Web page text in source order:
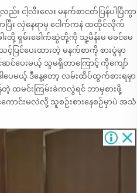
း ငါ့လီးလေး မနက်စာငတ်ပြန်ပါပြီကွာ
း လှဲနေရာမှ ငေါက်ကနဲ ထထိုင်လိုက်
ရှမ်းခေါက်ဆွဲတို့ကို သူ့မိန်းမ မခင်မေ
ပြင်ပေးထားတဲ့ မနက်စာကို စားပွဲမှာ
ဆင်ပေးမယ့် သူမရှိတာကြောင့် ကိုကျော်
မယ့် ဒီနေ့တော့ လမ်းထိပ်ထွက်စားရမှာ
ထမင်းကြမ်းခဲကလွဲရင် ဘာမှစားဖို့
ောင်းမလဲလို့ သူစဉ်းစားနေစဉ်မှာပဲ အသံ